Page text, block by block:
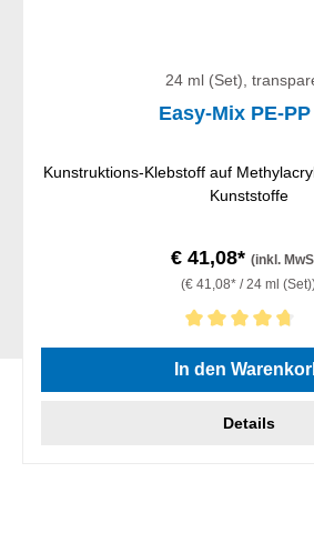
24 ml (Set),
Easy-Mix PE-
Kunstruktions-Klebstoff auf
Kunststoffe
€ 41,08* (inkl.
(€ 41,08* / 24 ml
Durchschnittliche Bewertung von 4.67
In den
Details